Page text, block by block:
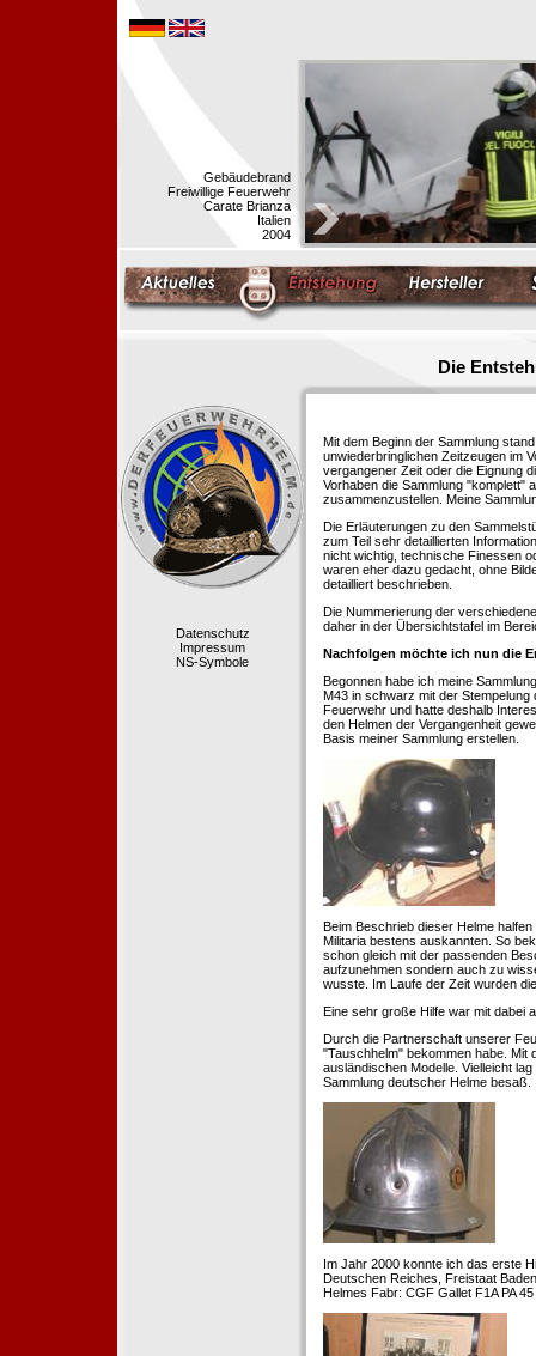
Gebäudebrand
Freiwillige Feuerwehr
Carate Brianza
Italien
2004
Die
Datenschutz
Impressum
NS-Symbole
Mit dem Beginn der Sammlung
unwiederbringlichen Zeitzeugen im
vergangener Zeit oder die Eignung
Vorhaben die Sammlung "komplett"
zusammenzustellen. Meine
Die Erläuterungen zu den
zum Teil sehr detaillierten
nicht wichtig, technische Finessen
waren eher dazu gedacht, ohne
detailliert beschrieben.
Die Nummerierung der
daher in der Übersichtstafel im
Nachfolgen möchte ich nun die
Begonnen habe ich meine
M43 in schwarz mit der Stempelung
Feuerwehr und hatte deshalb
den Helmen der Vergangenheit
Basis meiner Sammlung erstellen.
Beim Beschrieb dieser Helme
Militaria bestens auskannten. So
schon gleich mit der passenden
aufzunehmen sondern auch zu
wusste. Im Laufe der Zeit wurden
Eine sehr große Hilfe war mit dabei
Durch die Partnerschaft unserer
"Tauschhelm" bekommen habe. Mit
ausländischen Modelle. Vielleicht
Sammlung deutscher Helme besaß.
Im Jahr 2000 konnte ich das erste
Deutschen Reiches, Freistaat
Helmes Fabr: CGF Gallet F1A PA